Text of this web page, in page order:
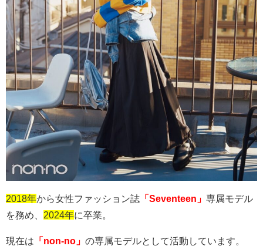
2018年から女性ファッション誌 「Seventeen」 専属モデル
を務め、 2024年に卒業。
現在は 「non-no」 の専属モデルとして活動しています。